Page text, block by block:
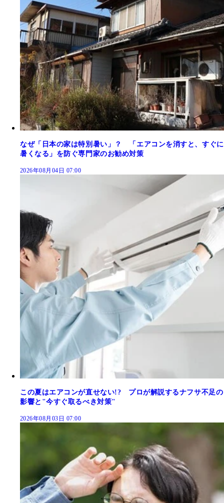
なぜ「日本の家は特別暑い」？ 「エアコンを消すと、すぐに
暑くなる」を防ぐ専門家のお勧め対策
2026年08月04日 07:00
この夏はエアコンが直せない!? プロが解説するナフサ不足の
影響と"今すぐ取るべき対策"
2026年08月03日 07:00